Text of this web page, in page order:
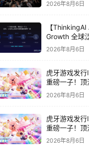
2026年8月6日
【
Growth 全球
峰会】Agent
2026年8月6日
虎牙游戏发
重磅一子！顶
ZANMANG
3D消除手游
2026年8月6日
虎牙游戏发
重磅一子！顶
ZANMANG
2026年8月6日